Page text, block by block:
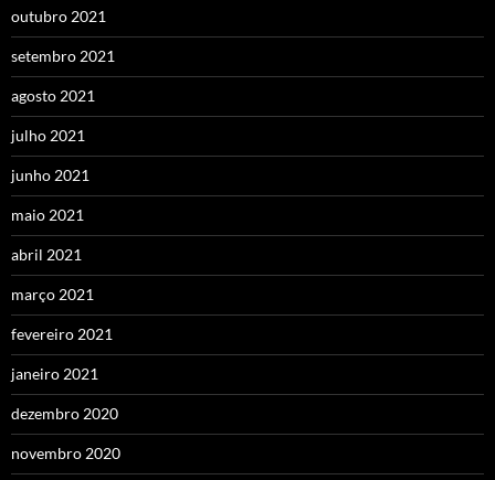
outubro 2021
setembro 2021
agosto 2021
julho 2021
junho 2021
maio 2021
abril 2021
março 2021
fevereiro 2021
janeiro 2021
dezembro 2020
novembro 2020